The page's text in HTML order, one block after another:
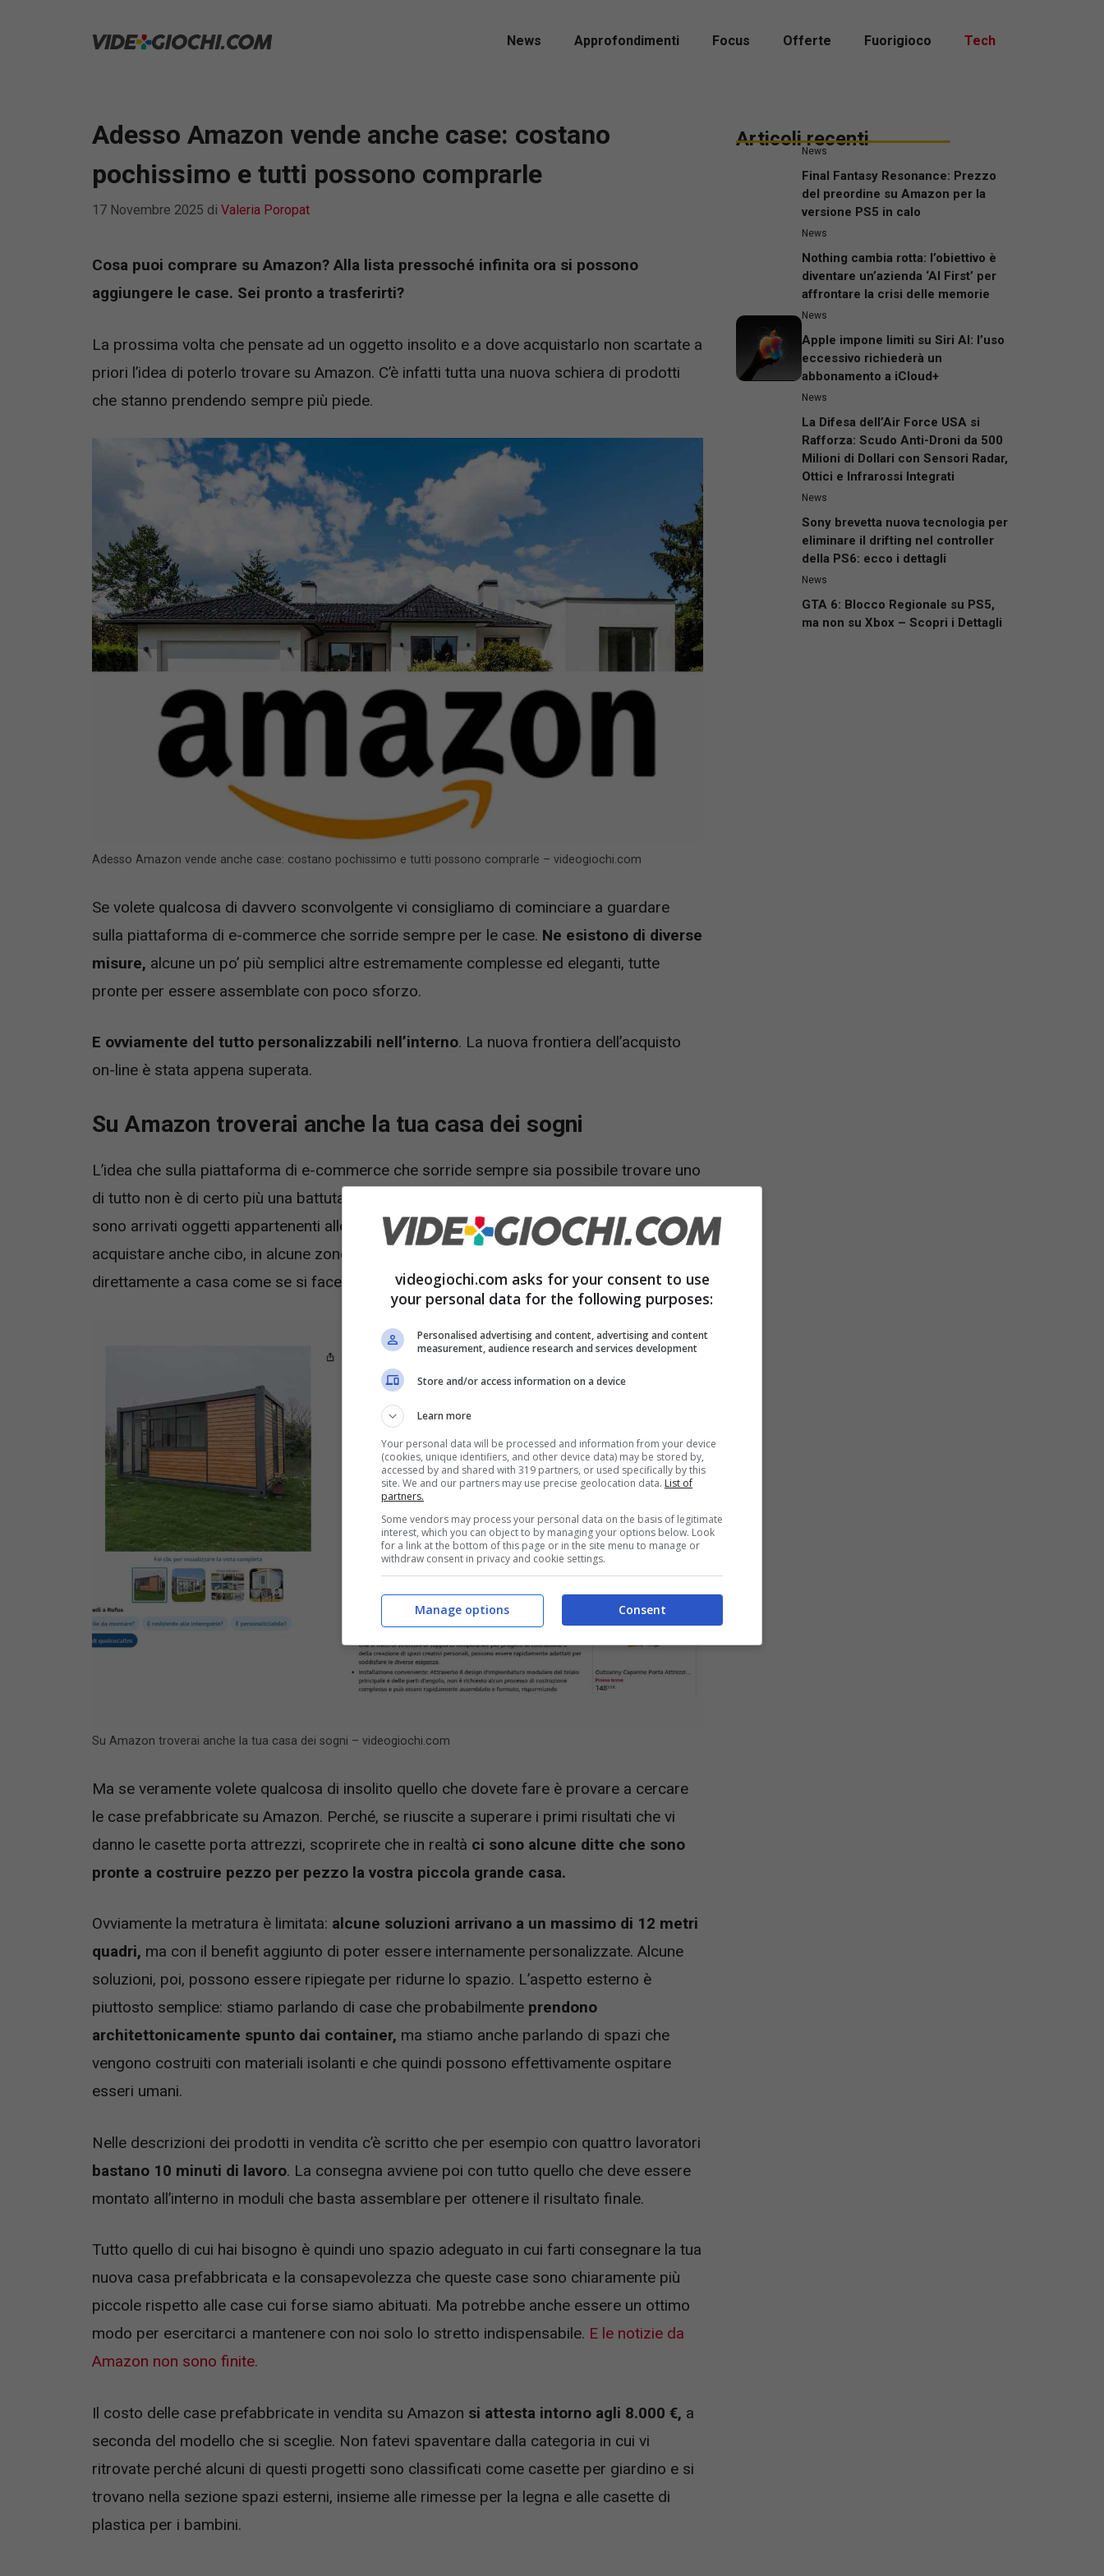
News Approfondimenti Focus Offerte Fuorigioco Tech
Adesso Amazon vende anche case: costano
pochissimo e tutti possono comprarle
17 Novembre 2025 di Valeria Poropat
Cosa puoi comprare su Amazon? Alla lista pressoché infinita ora si possono
aggiungere le case. Sei pronto a trasferirti?
La prossima volta che pensate ad un oggetto insolito e a dove acquistarlo non scartate a
priori l’idea di poterlo trovare su Amazon. C’è infatti tutta una nuova schiera di prodotti
che stanno prendendo sempre più piede.
Adesso Amazon vende anche case: costano pochissimo e tutti possono comprarle – videogiochi.com
Se volete qualcosa di davvero sconvolgente vi consigliamo di cominciare a guardare
sulla piattaforma di e-commerce che sorride sempre per le case. Ne esistono di diverse
misure, alcune un po’ più semplici altre estremamente complesse ed eleganti, tutte
pronte per essere assemblate con poco sforzo.
E ovviamente del tutto personalizzabili nell’interno. La nuova frontiera dell’acquisto
on-line è stata appena superata.
Su Amazon troverai anche la tua casa dei sogni
L’idea che sulla piattaforma di e-commerce che sorride sempre sia possibile trovare uno
di tutto non è di certo più una battuta di spirito. All’inizio doveva vendere solo libri, poi
sono arrivati oggetti appartenenti alle più diverse categorie merceologiche e ora si può
acquistare anche cibo, in alcune zone addirittura cibo fresco che viene consegnato
direttamente a casa come se si facesse la spesa in un gigantesco supermercato.
Su Amazon troverai anche la tua casa dei sogni – videogiochi.com
Ma se veramente volete qualcosa di insolito quello che dovete fare è provare a cercare
le case prefabbricate su Amazon. Perché, se riuscite a superare i primi risultati che vi
danno le casette porta attrezzi, scoprirete che in realtà ci sono alcune ditte che sono
pronte a costruire pezzo per pezzo la vostra piccola grande casa.
Ovviamente la metratura è limitata: alcune soluzioni arrivano a un massimo di 12 metri
quadri, ma con il benefit aggiunto di poter essere internamente personalizzate. Alcune
soluzioni, poi, possono essere ripiegate per ridurne lo spazio. L’aspetto esterno è
piuttosto semplice: stiamo parlando di case che probabilmente prendono
architettonicamente spunto dai container, ma stiamo anche parlando di spazi che
vengono costruiti con materiali isolanti e che quindi possono effettivamente ospitare
esseri umani.
Nelle descrizioni dei prodotti in vendita c’è scritto che per esempio con quattro lavoratori
bastano 10 minuti di lavoro. La consegna avviene poi con tutto quello che deve essere
montato all’interno in moduli che basta assemblare per ottenere il risultato finale.
Tutto quello di cui hai bisogno è quindi uno spazio adeguato in cui farti consegnare la tua
nuova casa prefabbricata e la consapevolezza che queste case sono chiaramente più
piccole rispetto alle case cui forse siamo abituati. Ma potrebbe anche essere un ottimo
modo per esercitarci a mantenere con noi solo lo stretto indispensabile. E le notizie da
Amazon non sono finite.
Il costo delle case prefabbricate in vendita su Amazon si attesta intorno agli 8.000 €, a
seconda del modello che si sceglie. Non fatevi spaventare dalla categoria in cui vi
ritrovate perché alcuni di questi progetti sono classificati come casette per giardino e si
trovano nella sezione spazi esterni, insieme alle rimesse per la legna e alle casette di
plastica per i bambini.
Articoli recenti
News
Final Fantasy Resonance: Prezzo
del preordine su Amazon per la
versione PS5 in calo
News
Nothing cambia rotta: l’obiettivo è
diventare un’azienda ‘AI First’ per
affrontare la crisi delle memorie
News
Apple impone limiti su Siri AI: l’uso
eccessivo richiederà un
abbonamento a iCloud+
News
La Difesa dell’Air Force USA si
Rafforza: Scudo Anti-Droni da 500
Milioni di Dollari con Sensori Radar,
Ottici e Infrarossi Integrati
News
Sony brevetta nuova tecnologia per
eliminare il drifting nel controller
della PS6: ecco i dettagli
News
GTA 6: Blocco Regionale su PS5,
ma non su Xbox – Scopri i Dettagli
videogiochi.com asks for your consent to use
your personal data for the following purposes:
Personalised advertising and content, advertising and content
measurement, audience research and services development
Store and/or access information on a device
Learn more
Your personal data will be processed and information from your device
(cookies, unique identifiers, and other device data) may be stored by,
accessed by and shared with 319 partners, or used specifically by this
site. We and our partners may use precise geolocation data. List of
partners.
Some vendors may process your personal data on the basis of legitimate
interest, which you can object to by managing your options below. Look
for a link at the bottom of this page or in the site menu to manage or
withdraw consent in privacy and cookie settings.
Consent
Manage options